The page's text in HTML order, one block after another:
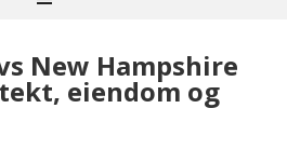
New Hampshire
eiendom og